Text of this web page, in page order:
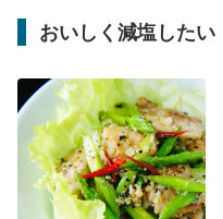
おいしく減塩したい